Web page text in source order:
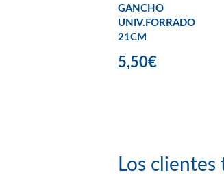
GANCHO
UNIV.FORRADO
21CM
5,50€
Los